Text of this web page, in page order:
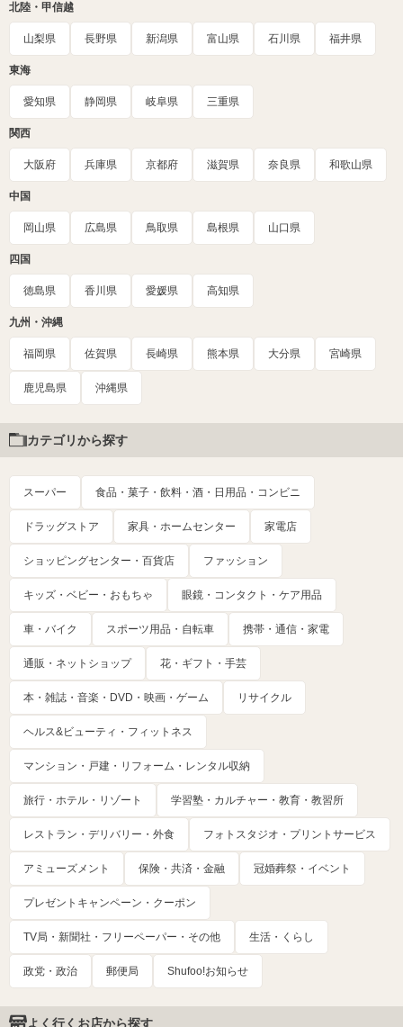
北陸・甲信越
山梨県 長野県 新潟県 富山県 石川県 福井県
東海
愛知県 静岡県 岐阜県 三重県
関西
大阪府 兵庫県 京都府 滋賀県 奈良県 和歌山県
中国
岡山県 広島県 鳥取県 島根県 山口県
四国
徳島県 香川県 愛媛県 高知県
九州・沖縄
福岡県 佐賀県 長崎県 熊本県 大分県 宮崎県
鹿児島県 沖縄県
カテゴリから探す
スーパー 食品・菓子・飲料・酒・日用品・コンビニ
ドラッグストア 家具・ホームセンター 家電店
ショッピングセンター・百貨店 ファッション
キッズ・ベビー・おもちゃ 眼鏡・コンタクト・ケア用品
車・バイク スポーツ用品・自転車 携帯・通信・家電
通販・ネットショップ 花・ギフト・手芸
本・雑誌・音楽・DVD・映画・ゲーム リサイクル
ヘルス&ビューティ・フィットネス
マンション・戸建・リフォーム・レンタル収納
旅行・ホテル・リゾート 学習塾・カルチャー・教育・教習所
レストラン・デリバリー・外食 フォトスタジオ・プリントサービス
アミューズメント 保険・共済・金融 冠婚葬祭・イベント
プレゼントキャンペーン・クーポン
TV局・新聞社・フリーペーパー・その他 生活・くらし
政党・政治 郵便局 Shufoo!お知らせ
よく行くお店から探す